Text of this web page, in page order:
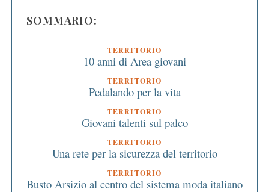
SOMMARIO:
TERRITORIO
10 anni di Area giovani
TERRITORIO
Pedalando per la vita
TERRITORIO
Giovani talenti sul palco
TERRITORIO
Una rete per la sicurezza del territorio
TERRITORIO
Busto Arsizio al centro del sistema moda italiano